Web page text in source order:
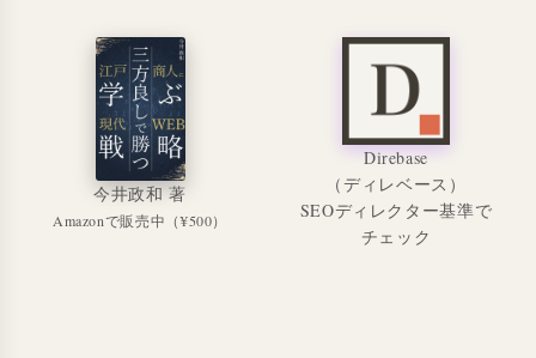
今井政和 著
Amazonで販売中（¥500）
Direbase
（ディレベース）
SEOディレクター基準で
チェック